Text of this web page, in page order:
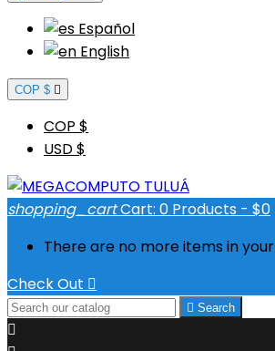
Español
English
COP $ 
COP $
USD $
shopping_cartCart: 0 Products - $0
There are no more items in
Check Out 
 Search
